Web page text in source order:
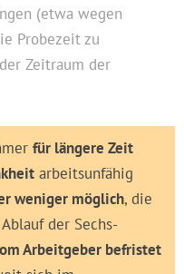
(etwa wegen
Probezeit zu
Zeitraum der
für längere Zeit
arbeitsunfähig
weniger möglich, die
der Sechs-
Arbeitgeber befristet